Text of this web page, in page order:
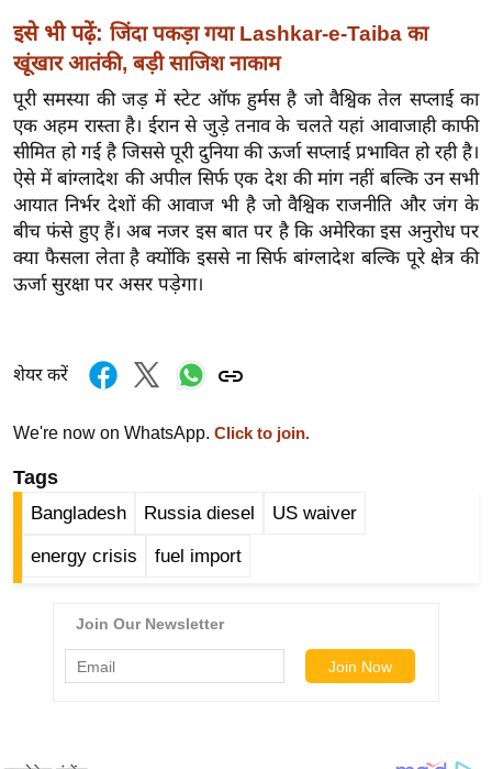
त
ऑ
टो
व
र्ल्ड
न्यू
ज
ब्री
फ
रं
न
ग
त
इसे भी पढ़ें: जिंदा पकड़ा गया Lashkar-e-Taiba का
खूंखार आतंकी, बड़ी साजिश नाकाम
पूरी समस्या की जड़ में स्टेट ऑफ हुर्मस है जो वैश्विक तेल सप्लाई का
एक अहम रास्ता है। ईरान से जुड़े तनाव के चलते यहां आवाजाही काफी
सीमित हो गई है जिससे पूरी दुनिया की ऊर्जा सप्लाई प्रभावित हो रही है।
ऐसे में बांग्लादेश की अपील सिर्फ एक देश की मांग नहीं बल्कि उन सभी
आयात निर्भर देशों की आवाज भी है जो वैश्विक राजनीति और जंग के
बीच फंसे हुए हैं। अब नजर इस बात पर है कि अमेरिका इस अनुरोध पर
क्या फैसला लेता है क्योंकि इससे ना सिर्फ बांग्लादेश बल्कि पूरे क्षेत्र की
ऊर्जा सुरक्षा पर असर पड़ेगा।
शेयर करें
We're now on WhatsApp. Click to join.
Tags
Bangladesh Russia diesel US waiver
energy crisis fuel import